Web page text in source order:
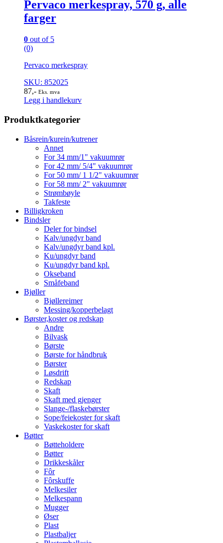
Pervaco merkespray, 570 g, alle
farger
0 out of 5
(0)
Pervaco merkespray
SKU: 852025
87,- Eks. mva
Legg i handlekurv
Produktkategorier
Båsrein/kurein/kutrener
Annet
For 34 mm/1" vakuumrør
For 42 mm/ 5/4" vakuumrør
For 50 mm/ 1 1/2" vakuumrør
For 58 mm/ 2" vakuumrør
Strømbøyle
Takfeste
Billigkroken
Bindsler
Deler for bindsel
Kalv/ungdyr band
Kalv/ungdyr band kpl.
Ku/ungdyr band
Ku/ungdyr band kpl.
Okseband
Småfeband
Bjøller
Bjøllereimer
Messing/kopperbelagt
Børster,koster og redskap
Andre
Bilvask
Børste
Børste for håndbruk
Børster
Løsdrift
Redskap
Skaft
Skaft med gjenger
Slange-/flaskebørster
Sope/feiekoster for skaft
Vaskekoster for skaft
Bøtter
Bøtteholdere
Bøtter
Drikkeskåler
Fôr
Fôrskuffe
Melkesiler
Melkespann
Mugger
Øser
Plast
Plastbaljer